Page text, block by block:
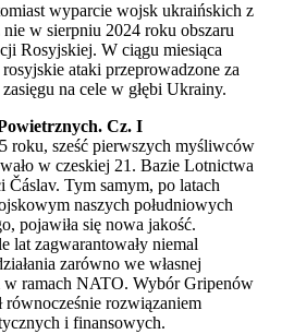
wyparcie wojsk ukraińskich z
nie w sierpniu 2024 roku obszaru
Rosyjskiej. W ciągu miesiąca
ataki przeprowadzone za
na cele w głębi Ukrainy.
Cz. I
roku, sześć pierwszych myśliwców
w czeskiej 21. Bazie Lotnictwa
Tym samym, po latach
naszych południowych
pojawiła się nowa jakość.
lat zagwarantowały niemal
zarówno we własnej
w ramach NATO. Wybór Gripenów
równocześnie rozwiązaniem
i finansowych.